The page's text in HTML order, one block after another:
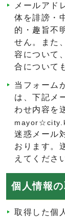
メールアド
体を誹謗・
的・趣旨不
せん。また
容について
合について
当フォーム
は、下記メ
わせ内容を
迷惑メール
おります。
えてくださ
個人情報
取得した個